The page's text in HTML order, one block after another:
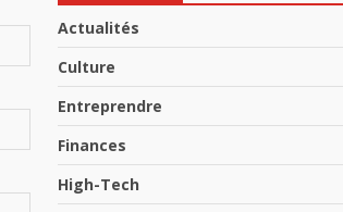
Actualités
Culture
Entreprendre
Finances
High-Tech